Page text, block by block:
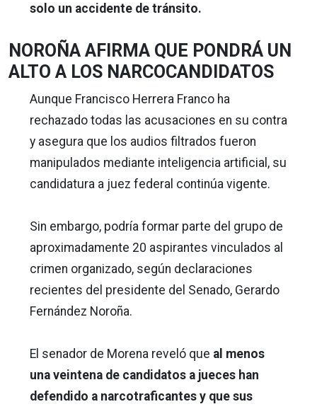
solo un accidente de tránsito.
NOROÑA AFIRMA QUE PONDRÁ UN
ALTO A LOS NARCOCANDIDATOS
Aunque Francisco Herrera Franco ha
rechazado todas las acusaciones en su contra
y asegura que los audios filtrados fueron
manipulados mediante inteligencia artificial, su
candidatura a juez federal continúa vigente.
Sin embargo, podría formar parte del grupo de
aproximadamente 20 aspirantes vinculados al
crimen organizado, según declaraciones
recientes del presidente del Senado, Gerardo
Fernández Noroña.
El senador de Morena reveló que al menos
una veintena de candidatos a jueces han
defendido a narcotraficantes y que sus